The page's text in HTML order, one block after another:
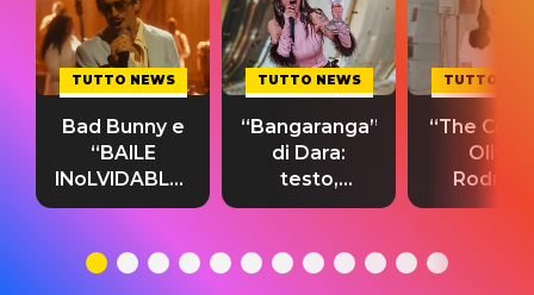
TUTTO NEWS
Bad Bunny e
“BAILE
INoLVIDABLE”:
testo,
significato
TUTTO NEWS
“Bangaranga”
di Dara:
testo,
traduzione e
del singolo
TUTTO
“The
Olivia
testo,